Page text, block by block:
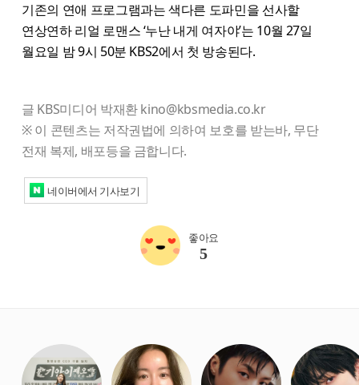
기존의 연애 프로그램과는 색다른 도파민을 선사할
연상연하 리얼 로맨스 ‘누난 내게 여자야’는 10월 27일
월요일 밤 9시 50분 KBS2에서 첫 방송된다.
글 KBS미디어 박재환 kino@kbsmedia.co.kr
※ 이 콘텐츠는 저작권법에 의하여 보호를 받는바, 무단
전재 복제, 배포등을 금합니다.
네이버에서 기사보기
좋아요
5